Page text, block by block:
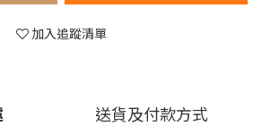
加入追蹤清單
送貨及付款方式